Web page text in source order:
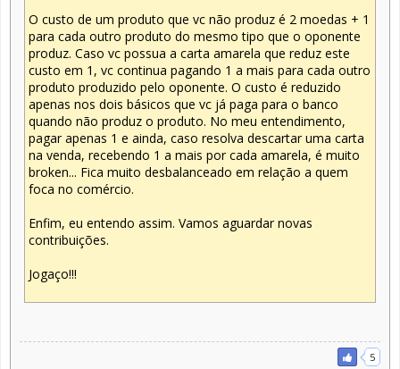
O custo de um produto que vc não produz é 2 moedas + 1
para cada outro produto do mesmo tipo que o oponente
produz. Caso vc possua a carta amarela que reduz este
custo em 1, vc continua pagando 1 a mais para cada outro
produto produzido pelo oponente. O custo é reduzido
apenas nos dois básicos que vc já paga para o banco
quando não produz o produto. No meu entendimento,
pagar apenas 1 e ainda, caso resolva descartar uma carta
na venda, recebendo 1 a mais por cada amarela, é muito
broken... Fica muito desbalanceado em relação a quem
foca no comércio.
Enfim, eu entendo assim. Vamos aguardar novas
contribuições.
Jogaço!!!
5